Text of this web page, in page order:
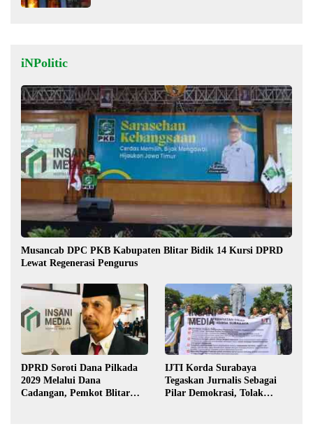
iNPolitic
Musancab DPC PKB Kabupaten Blitar Bidik 14 Kursi DPRD
Lewat Regenerasi Pengurus
DPRD Soroti Dana Pilkada
2029 Melalui Dana
Cadangan, Pemkot Blitar
IJTI Korda Surabaya
Tegaskan Jurnalis Sebagai
Pilar Demokrasi, Tolak